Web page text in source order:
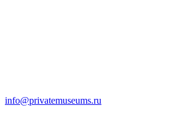
info@privatemuseums.ru